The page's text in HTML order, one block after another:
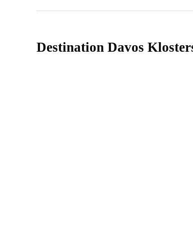
Destination Davos